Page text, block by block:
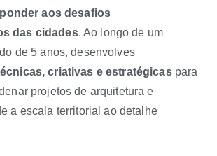
aos desafios
das cidades. Ao longo de um
de 5 anos, desenvolves
criativas e estratégicaspara
projetos de arquitetura e
a escala territorial ao detalhe